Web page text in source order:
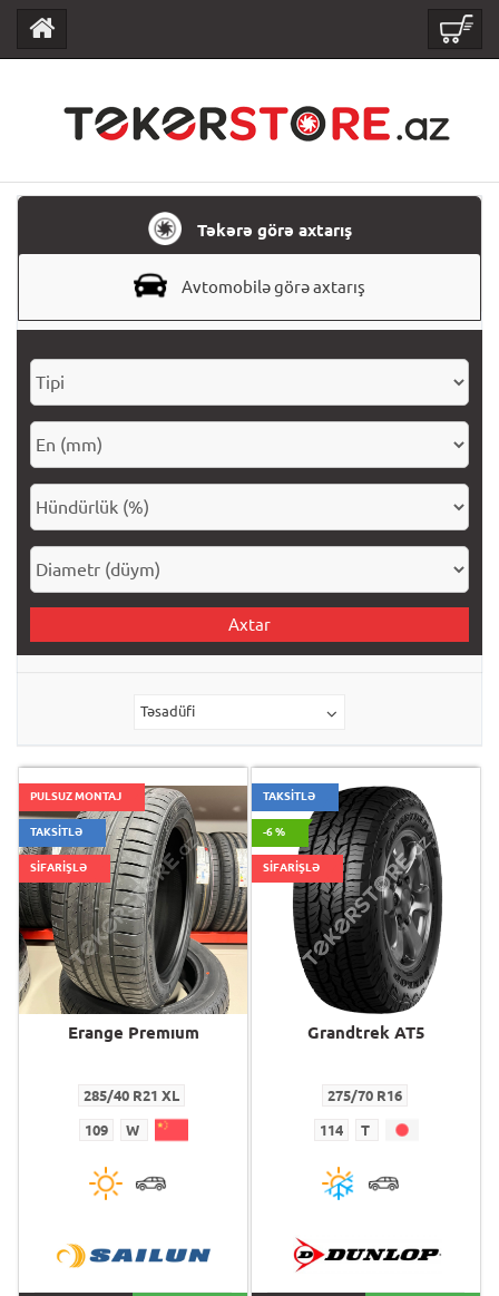
Təkərə görə axtarış
Avtomobilə görə axtarış
Axtar
Təsadüfi
PULSUZ MONTAJ
TAKSİTLƏ
SİFARİŞLƏ
Erange Premıum
285/40 R21 XL
109 W
TAKSİTLƏ
-6 %
SİFARİŞLƏ
Grandtrek AT5
275/70 R16
114 T